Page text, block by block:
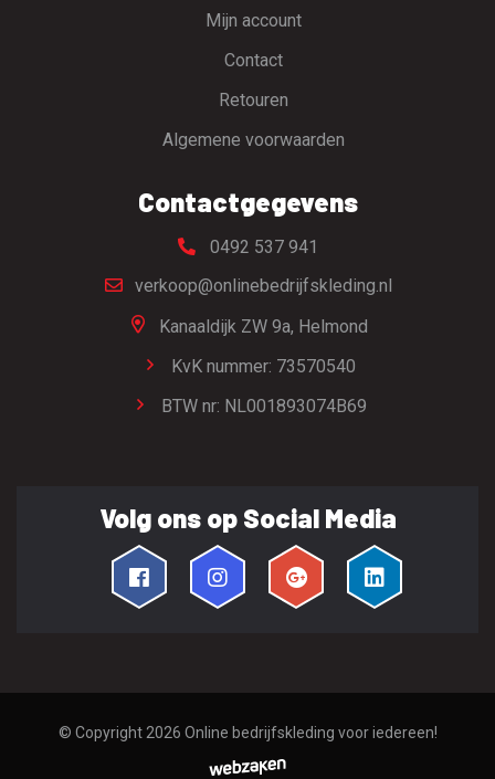
Mijn account
Contact
Retouren
Algemene voorwaarden
Contactgegevens
0492 537 941
verkoop@onlinebedrijfskleding.nl
Kanaaldijk ZW 9a, Helmond
KvK nummer: 73570540
BTW nr: NL001893074B69
Volg ons op Social Media
© Copyright 2026 Online bedrijfskleding voor iedereen!